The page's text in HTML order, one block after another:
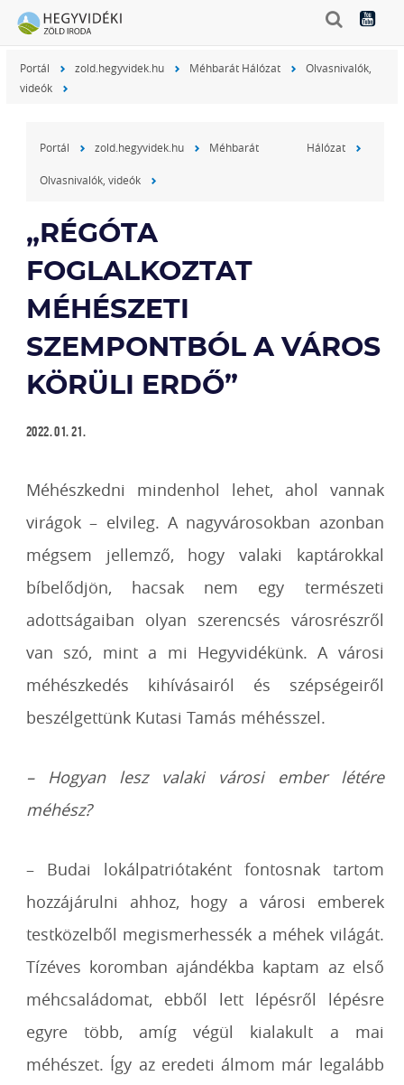
Portál zold.hegyvidek.hu Méhbarát Hálózat
Olvasnivalók,
videók
Portál zold.hegyvidek.hu Méhbarát Hálózat
Olvasnivalók, videók
„RÉGÓTA
FOGLALKOZTAT
MÉHÉSZETI
SZEMPONTBÓL A VÁROS
KÖRÜLI ERDŐ”
2022. 01. 21.
Méhészkedni mindenhol lehet, ahol vannak
virágok – elvileg. A nagyvárosokban azonban
mégsem jellemző, hogy valaki kaptárokkal
bíbelődjön, hacsak nem egy természeti
adottságaiban olyan szerencsés városrészről
van szó, mint a mi Hegyvidékünk. A városi
méhészkedés kihívásairól és szépségeiről
beszélgettünk Kutasi Tamás méhésszel.
– Hogyan lesz valaki városi ember létére
méhész?
– Budai lokálpatriótaként fontosnak tartom
hozzájárulni ahhoz, hogy a városi emberek
testközelből megismerhessék a méhek világát.
Tízéves koromban ajándékba kaptam az első
méhcsaládomat, ebből lett lépésről lépésre
egyre több, amíg végül
kialakult a mai
méhészet. Így az eredeti álmom már legalább